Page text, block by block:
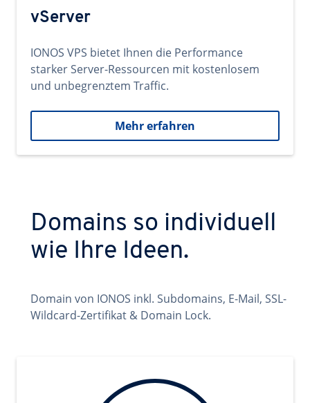
vServer
IONOS VPS bietet Ihnen die Performance
starker Server-Ressourcen mit kostenlosem
und unbegrenztem Traffic.
Mehr erfahren
Domains so individuell
wie Ihre Ideen.
Domain von IONOS inkl. Subdomains, E-Mail, SSL-
Wildcard-Zertifikat & Domain Lock.